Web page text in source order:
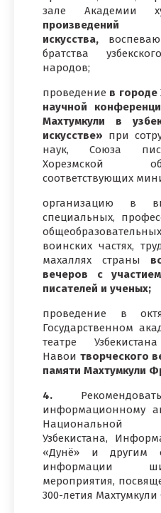
зале Академии
произведений
искусства,
братства
народов;
проведение в городе
научной
Махтумкули в
искусстве» при
наук, Союза
Хорезмской
соответствующих
организацию в
специальных,
воинских частях,
махаллях страны
вечеров с
писателей и ученых;
проведение в
Государственном
театре
Навои творческого
памяти Махтумкули
4.
информационному
Национальной
Узбекистана,
«Дунё» и другим
информации
мероприятия,
300-летия